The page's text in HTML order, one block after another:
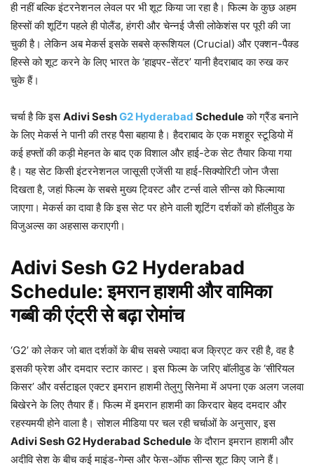
ही नहीं बल्कि इंटरनेशनल लेवल पर भी शूट किया जा रहा है। फिल्म के कुछ अहम
हिस्सों की शूटिंग पहले ही पोलैंड, हंगरी और चेन्नई जैसी लोकेशंस पर पूरी की जा
चुकी है। लेकिन अब मेकर्स इसके सबसे क्रूशियल (Crucial) और एक्शन-पैक्ड
हिस्से को शूट करने के लिए भारत के ‘हाइपर-सेंटर’ यानी हैदराबाद का रुख कर
चुके हैं।
चर्चा है कि इसAdivi SeshG2 Hyderabad Scheduleको ग्रैंड बनाने
के लिए मेकर्स ने पानी की तरह पैसा बहाया है। हैदराबाद के एक मशहूर स्टूडियो में
कई हफ्तों की कड़ी मेहनत के बाद एक विशाल और हाई-टेक सेट तैयार किया गया
है। यह सेट किसी इंटरनेशनल जासूसी एजेंसी या हाई-सिक्योरिटी जोन जैसा
दिखता है, जहां फिल्म के सबसे मुख्य ट्विस्ट और टर्न्स वाले सीन्स को फिल्माया
जाएगा। मेकर्स का दावा है कि इस सेट पर होने वाली शूटिंग दर्शकों को हॉलीवुड के
विजुअल्स का अहसास कराएगी।
Adivi Sesh G2 Hyderabad
Schedule: इमरान हाशमी और वामिका
गब्बी की एंट्री से बढ़ा रोमांच
‘G2’ को लेकर जो बात दर्शकों के बीच सबसे ज्यादा बज क्रिएट कर रही है, वह है
इसकी फ्रेश और दमदार स्टार कास्ट। इस फिल्म के जरिए बॉलीवुड के ‘सीरियल
किसर’ और वर्सटाइल एक्टर इमरान हाशमी तेलुगु सिनेमा में अपना एक अलग जलवा
बिखेरने के लिए तैयार हैं। फिल्म में इमरान हाशमी का किरदार बेहद दमदार और
रहस्यमयी होने वाला है। सोशल मीडिया पर चल रही चर्चाओं के अनुसार, इस
Adivi Sesh G2 Hyderabad Scheduleके दौरान इमरान हाशमी और
अदीवि सेश के बीच कई माइंड-गेम्स और फेस-ऑफ सीन्स शूट किए जाने हैं।